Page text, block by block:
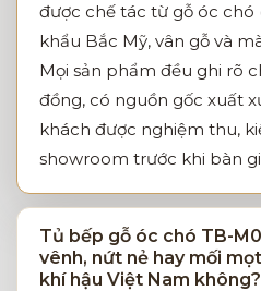
được chế tác từ gỗ óc
khẩu Bắc Mỹ, vân gỗ và
Mọi sản phẩm đều ghi rõ
đồng, có nguồn gốc xuất
khách được nghiệm thu,
showroom trước khi bàn
Tủ bếp gỗ óc chó TB-
vênh, nứt nẻ hay mối
khí hậu Việt Nam không?